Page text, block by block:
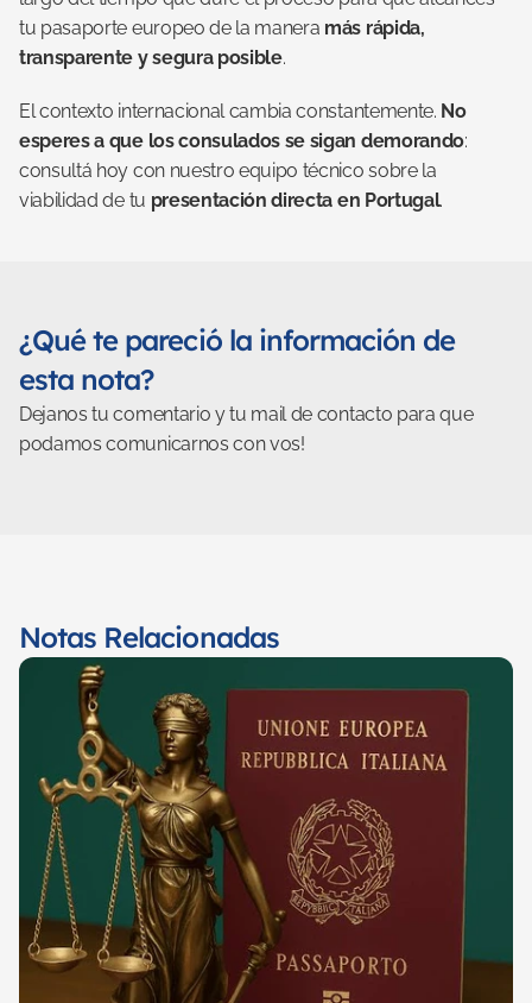
tu pasaporte europeo de la manera más rápida,
transparente y segura posible.
El contexto internacional cambia constantemente. No
esperes a que los consulados se sigan demorando:
consultá hoy con nuestro equipo técnico sobre la
viabilidad de tu presentación directa en Portugal.
¿Qué te pareció la información de
esta nota?
Dejanos tu comentario y tu mail de contacto para que
podamos comunicarnos con vos!
Notas Relacionadas